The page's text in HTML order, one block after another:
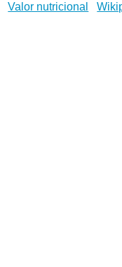
Valor nutricional